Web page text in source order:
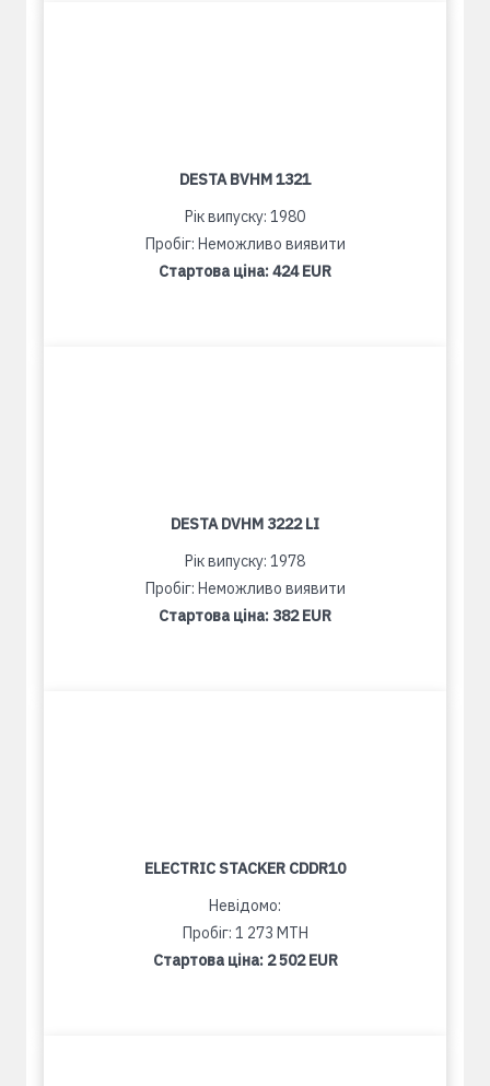
DESTA BVHM 1321
Рік випуску: 1980
Пробіг: Неможливо виявити
Стартова ціна:424 EUR
DESTA DVHM 3222 LI
Рік випуску: 1978
Пробіг: Неможливо виявити
Стартова ціна: 382 EUR
ELECTRIC STACKER CDDR10
Невідомо:
Пробіг: 1 273 MTH
Стартова ціна: 2 502 EUR